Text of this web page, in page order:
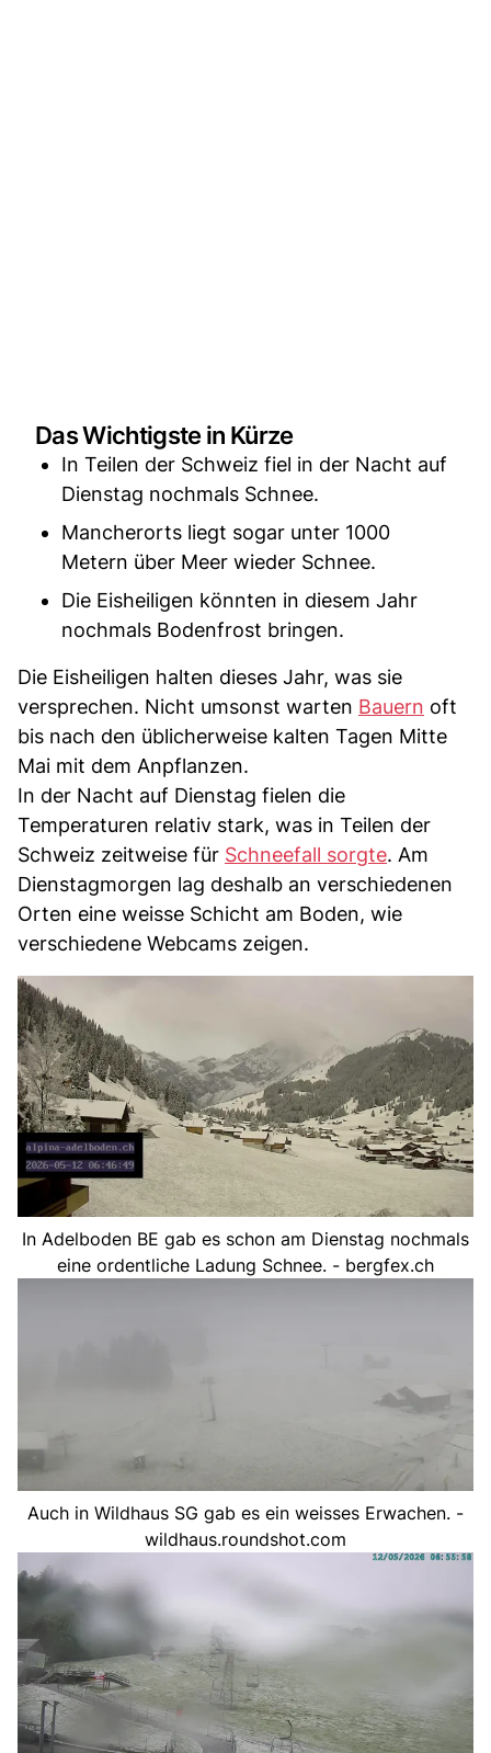
Das Wichtigste in Kürze
In Teilen der Schweiz fiel in der Nacht auf
Dienstag nochmals Schnee.
Mancherorts liegt sogar unter 1000
Metern über Meer wieder Schnee.
Die Eisheiligen könnten in diesem Jahr
nochmals Bodenfrost bringen.
Die Eisheiligen halten dieses Jahr, was sie
versprechen. Nicht umsonst warten Bauern oft
bis nach den üblicherweise kalten Tagen Mitte
Mai mit dem Anpflanzen.
In der Nacht auf Dienstag fielen die
Temperaturen relativ stark, was in Teilen der
Schweiz zeitweise für Schneefall sorgte. Am
Dienstagmorgen lag deshalb an verschiedenen
Orten eine weisse Schicht am Boden, wie
verschiedene Webcams zeigen.
In Adelboden BE gab es schon am Dienstag nochmals
eine ordentliche Ladung Schnee. - bergfex.ch
Auch in Wildhaus SG gab es ein weisses Erwachen. -
wildhaus.roundshot.com